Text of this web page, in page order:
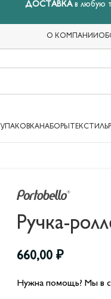
ДОСТАВКА в любую
О КОМПАНИИ
УПАКОВКАНАБОРЫ ТЕКСТИЛЬ
Ручка-
660,00 ₽
Нужна помощь? Мы в